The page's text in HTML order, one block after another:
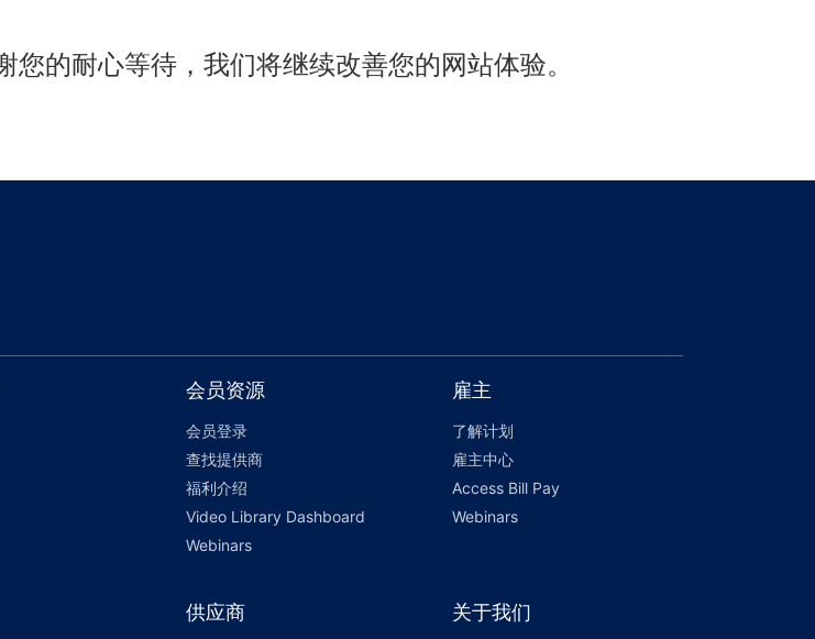
的耐心等待，我们将继续改善您的网站体验。
会员资源
会员登录
查找提供商
福利介绍
Video Library Dashboard
Webinars
雇主
了解计划
雇主中心
Access Bill Pay
Webinars
供应商 关于我们